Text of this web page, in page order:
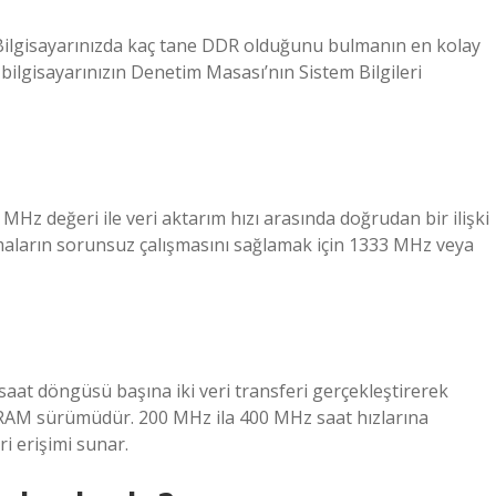
kaç tane DDR olduğunu bulmanın en kolay
Denetim Masası’nın Sistem Bilgileri
değeri ile veri aktarım hızı arasında doğrudan bir ilişki
sorunsuz çalışmasını sağlamak için 1333 MHz veya
döngüsü başına iki veri transferi gerçekleştirerek
sürümüdür. 200 MHz ila 400 MHz saat hızlarına
erişimi sunar.